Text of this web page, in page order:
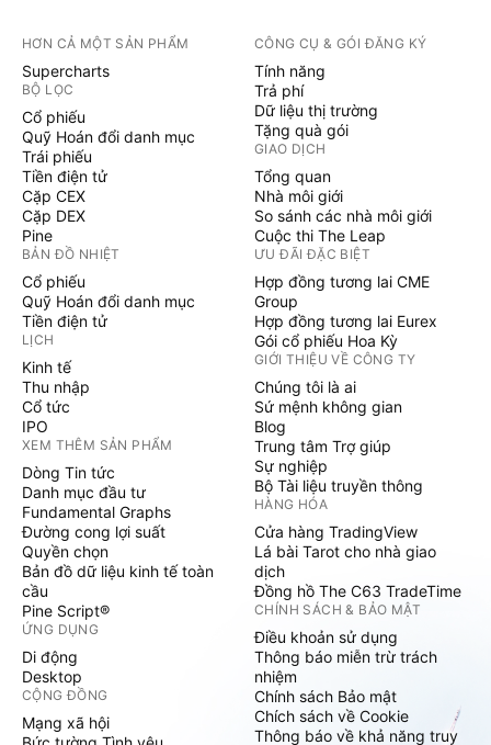
HƠN CẢ MỘT SẢN PHẨM
Supercharts
BỘ LỌC
Cổ phiếu
Quỹ Hoán đổi danh mục
Trái phiếu
Tiền điện tử
Cặp CEX
Cặp DEX
Pine
BẢN ĐỒ NHIỆT
Cổ phiếu
Quỹ Hoán đổi danh mục
Tiền điện tử
LỊCH
Kinh tế
Thu nhập
Cổ tức
IPO
XEM THÊM SẢN PHẨM
Dòng Tin tức
Danh mục đầu tư
Fundamental Graphs
Đường cong lợi suất
Quyền chọn
Bản đồ dữ liệu kinh tế toàn
cầu
Pine Script®
ỨNG DỤNG
Di động
Desktop
CỘNG ĐỒNG
Mạng xã hội
CÔNG CỤ & GÓI ĐĂNG KÝ
Tính năng
Trả phí
Dữ liệu thị trường
Tặng quà gói
GIAO DỊCH
Tổng quan
Nhà môi giới
So sánh các nhà môi giới
Cuộc thi The Leap
ƯU ĐÃI ĐẶC BIỆT
Hợp đồng tương lai CME
Group
Hợp đồng tương lai Eurex
Gói cổ phiếu Hoa Kỳ
GIỚI THIỆU VỀ CÔNG TY
Chúng tôi là ai
Sứ mệnh không gian
Blog
Trung tâm Trợ giúp
Sự nghiệp
Bộ Tài liệu truyền thông
HÀNG HÓA
Cửa hàng TradingView
Lá bài Tarot cho nhà giao
dịch
Đồng hồ The C63 TradeTime
CHÍNH SÁCH & BẢO MẬT
Điều khoản sử dụng
Thông báo miễn trừ trách
nhiệm
Chính sách Bảo mật
Chích sách về Cookie
Thông báo về khả năng truy